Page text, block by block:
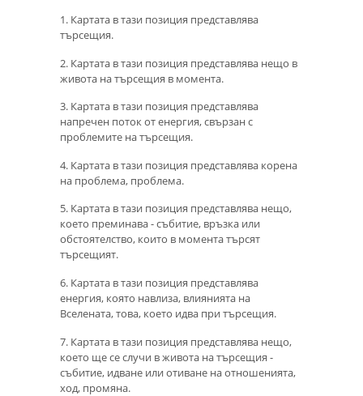
1. Картата в тази позиция представлява
търсещия.
2. Картата в тази позиция представлява нещо в
живота на търсещия в момента.
3. Картата в тази позиция представлява
напречен поток от енергия, свързан с
проблемите на търсещия.
4. Картата в тази позиция представлява корена
на проблема, проблема.
5. Картата в тази позиция представлява нещо,
което преминава - събитие, връзка или
обстоятелство, които в момента търсят
търсещият.
6. Картата в тази позиция представлява
енергия, която навлиза, влиянията на
Вселената, това, което идва при търсещия.
7. Картата в тази позиция представлява нещо,
което ще се случи в живота на търсещия -
събитие, идване или отиване на отношенията,
ход, промяна.